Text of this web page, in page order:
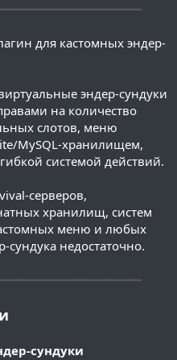
для кастомных эндер-
эндер-сундуки
на количество
слотов, меню
MySQL-хранилищем,
системой действий.
серверов,
хранилищ, систем
меню и любых
сундука недостаточно.
сундуки